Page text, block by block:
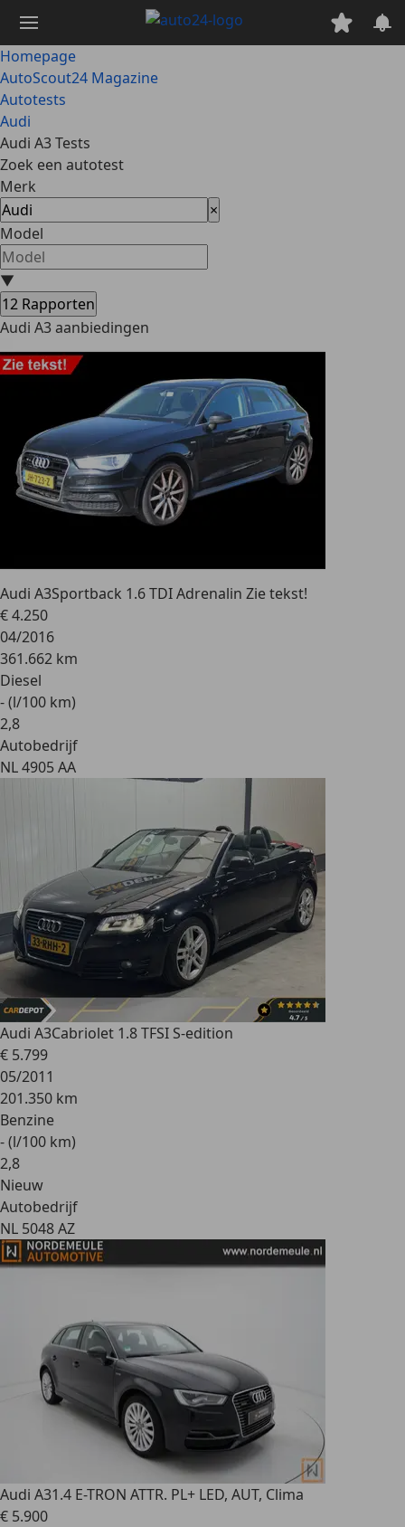
naar
hoofdinhoud
Homepage
AutoScout24 Magazine
Autotests
Audi
Audi A3 Tests
Zoek een autotest
Merk
×
Model
▼
12 Rapporten
Audi A3 aanbiedingen
Audi A3Sportback 1.6 TDI Adrenalin Zie tekst!
€ 4.250
04/2016
361.662 km
Diesel
- (l/100 km)
2,8
Autobedrijf
NL 4905 AA
Audi A3Cabriolet 1.8 TFSI S-edition
€ 5.799
05/2011
201.350 km
Benzine
- (l/100 km)
2,8
Nieuw
Autobedrijf
NL 5048 AZ
Audi A31.4 E-TRON ATTR. PL+ LED, AUT, Clima
€ 5.900